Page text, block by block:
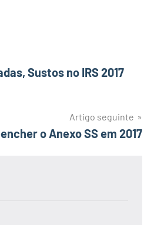
Sustos no IRS 2017
Artigo seguinte
o Anexo SS em 2017